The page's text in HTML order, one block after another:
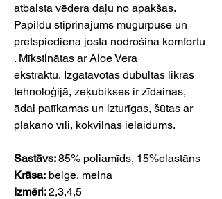
atbalsta vēdera daļu no apakšas.
Papildu stiprinājums mugurpusē un
pretspiediena josta nodrošina komfortu
. Mīkstinātas ar Aloe Vera
ekstraktu. Izgatavotas dubultās likras
tehnoloģijā, zeķubikses ir zīdainas,
ādai patīkamas un izturīgas, šūtas ar
plakano vīli, kokvilnas ielaidums.
Sastāvs:85% poliamīds, 15%elastāns
Krāsa: beige, melna
Izmēri:2,3,4,5